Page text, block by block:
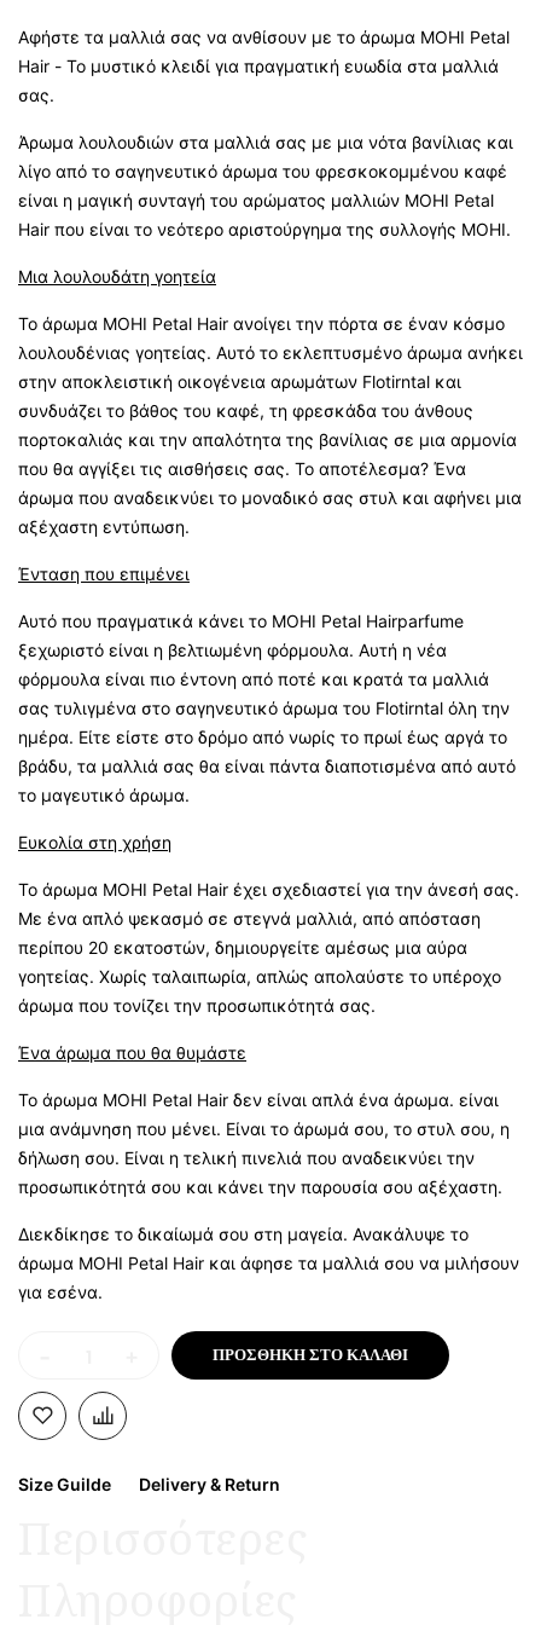
Αφήστε τα μαλλιά σας να ανθίσουν με το άρωμα MOHI Petal
Hair - Το μυστικό κλειδί για πραγματική ευωδία στα μαλλιά
σας.
Άρωμα λουλουδιών στα μαλλιά σας με μια νότα βανίλιας και
λίγο από το σαγηνευτικό άρωμα του φρεσκοκομμένου καφέ
είναι η μαγική συνταγή του αρώματος μαλλιών MOHI Petal
Hair που είναι το νεότερο αριστούργημα της συλλογής MOHI.
Μια λουλουδάτη γοητεία
Το άρωμα MOHI Petal Hair ανοίγει την πόρτα σε έναν κόσμο
λουλουδένιας γοητείας. Αυτό το εκλεπτυσμένο άρωμα ανήκει
στην αποκλειστική οικογένεια αρωμάτων Flotirntal και
συνδυάζει το βάθος του καφέ, τη φρεσκάδα του άνθους
πορτοκαλιάς και την απαλότητα της βανίλιας σε μια αρμονία
που θα αγγίξει τις αισθήσεις σας. Το αποτέλεσμα? Ένα
άρωμα που αναδεικνύει το μοναδικό σας στυλ και αφήνει μια
αξέχαστη εντύπωση.
Ένταση που επιμένει
Αυτό που πραγματικά κάνει το MOHI Petal Hairparfume
ξεχωριστό είναι η βελτιωμένη φόρμουλα. Αυτή η νέα
φόρμουλα είναι πιο έντονη από ποτέ και κρατά τα μαλλιά
σας τυλιγμένα στο σαγηνευτικό άρωμα του Flotirntal όλη την
ημέρα. Είτε είστε στο δρόμο από νωρίς το πρωί έως αργά το
βράδυ, τα μαλλιά σας θα είναι πάντα διαποτισμένα από αυτό
το μαγευτικό άρωμα.
Ευκολία στη χρήση
Το άρωμα MOHI Petal Hair έχει σχεδιαστεί για την άνεσή σας.
Με ένα απλό ψεκασμό σε στεγνά μαλλιά, από απόσταση
περίπου 20 εκατοστών, δημιουργείτε αμέσως μια αύρα
γοητείας. Χωρίς ταλαιπωρία, απλώς απολαύστε το υπέροχο
άρωμα που τονίζει την προσωπικότητά σας.
Ένα άρωμα που θα θυμάστε
Το άρωμα MOHI Petal Hair δεν είναι απλά ένα άρωμα. είναι
μια ανάμνηση που μένει. Είναι το άρωμά σου, το στυλ σου, η
δήλωση σου. Είναι η τελική πινελιά που αναδεικνύει την
προσωπικότητά σου και κάνει την παρουσία σου αξέχαστη.
Διεκδίκησε το δικαίωμά σου στη μαγεία. Ανακάλυψε το
άρωμα MOHI Petal Hair και άφησε τα μαλλιά σου να μιλήσουν
για εσένα.
ΠΡΟΣΘΉΚΗ ΣΤΟ ΚΑΛΆΘΙ
Size Guilde Delivery & Return